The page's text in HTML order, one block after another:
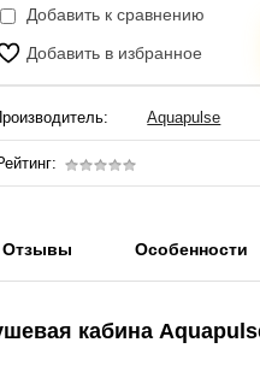
Добавить к сравнению
Добавить в избранное
Aquapulse
Отзывы Особенности
кабина